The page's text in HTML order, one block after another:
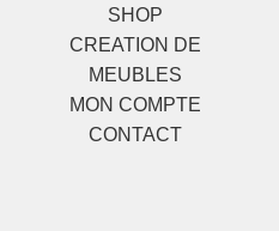
SHOP
CREATION DE
MEUBLES
MON COMPTE
CONTACT